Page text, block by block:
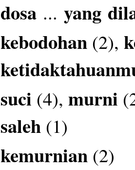
dosa ... yang
kebodohan (2),
suci (4), murni
saleh (1)
kemurnian (2)